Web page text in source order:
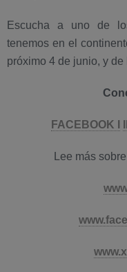
Escucha a uno de
tenemos en el
próximo 4 de junio, y
FACEBOOK I
Lee más